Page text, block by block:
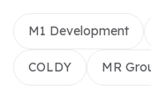
M1 Development
COLDY MR